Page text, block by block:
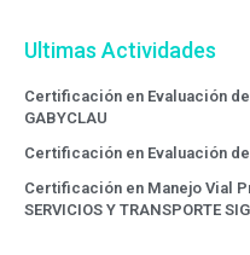
Ultimas Actividades
Certificación en Evaluación
GABYCLAU
Certificación en Evaluación
Certificación en Manejo Vial
SERVICIOS Y TRANSPORTE